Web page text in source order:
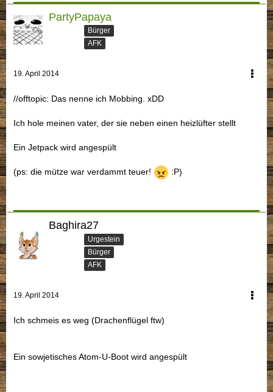
PartyPapaya
Bürger
AFK
19. April 2014
//offtopic: Das nenne ich Mobbing. xDD
Ich hole meinen vater, der sie neben einen heizlüfter stellt
Ein Jetpack wird angespült
(ps: die mütze war verdammt teuer! :P)
Baghira27
Urgestein
Bürger
AFK
19. April 2014
Ich schmeis es weg (Drachenflügel ftw)
Ein sowjetisches Atom-U-Boot wird angespült